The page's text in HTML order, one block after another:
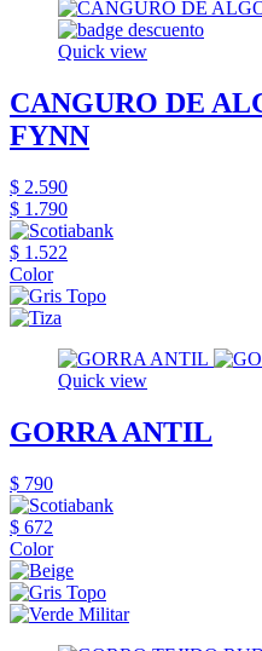
Quick view
CANGURO DE
FYNN
$ 2.590
$ 1.790
$ 1.522
Color
Quick view
GORRA ANTIL
$ 790
$ 672
Color